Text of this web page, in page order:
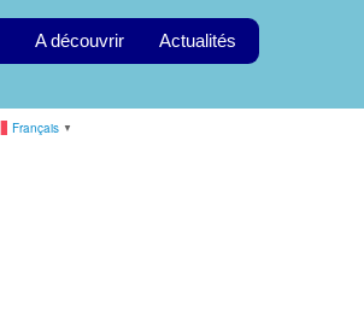
A découvrir Actualités
Français ▼